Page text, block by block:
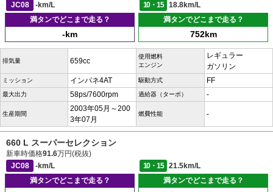
JC08
-km/L 10・15
18.8km/L
満タンでどこまで走る？
-km
満タンでどこまで走る？
752km
排気量 659cc
使用燃料
エンジン
レギュラー
ガソリン
ミッション インパネ4AT 駆動方式 FF
最大出力 58ps/7600rpm 過給器（ターボ） -
生産期間
2003年05月～200
3年07月
燃費性能 -
660 L スーパーセレクション
新車時価格91.6万円(税抜)
JC08
-km/L 10・15
21.5km/L
満タンでどこまで走る？
満タンでどこまで走る？